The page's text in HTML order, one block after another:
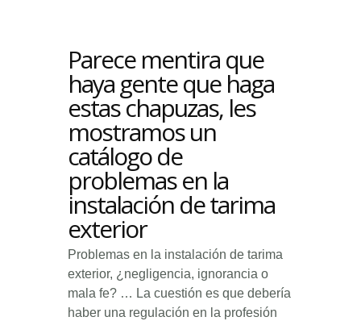
Parece mentira que
haya gente que haga
estas chapuzas, les
mostramos un
catálogo de
problemas en la
instalación de tarima
exterior
Problemas en la instalación de tarima
exterior, ¿negligencia, ignorancia o
mala fe? … La cuestión es que debería
haber una regulación en la profesión